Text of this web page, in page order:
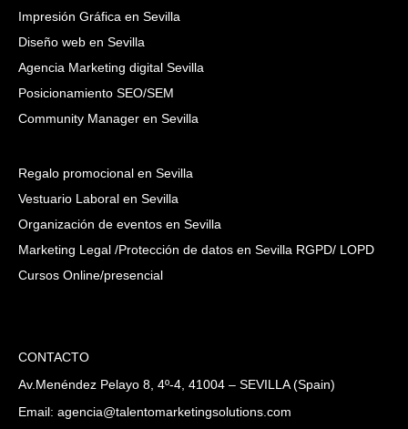
Impresión Gráfica en Sevilla
Diseño web en Sevilla
Agencia Marketing digital Sevilla
Posicionamiento SEO/SEM
Community Manager en Sevilla
Regalo promocional en Sevilla
Vestuario Laboral en Sevilla
Organización de eventos en Sevilla
Marketing Legal /Protección de datos en Sevilla RGPD/ LOPD
Cursos Online/presencial
CONTACTO
Av.Menéndez Pelayo 8, 4º-4, 41004 – SEVILLA (Spain)
Email: agencia@talentomarketingsolutions.com